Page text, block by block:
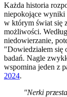
Każda historia
niepokojące wyniki
w którym świat się
możliwości.
niedowierzanie,
"Dowiedziałem się
badań. Nagle
wspomina jeden z
2024.
"Nerki